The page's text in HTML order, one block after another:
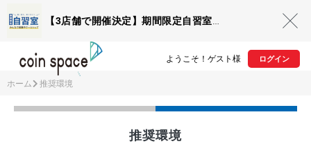
ようこそ！ゲスト様 ログイン
ホーム 推奨環境
推奨環境